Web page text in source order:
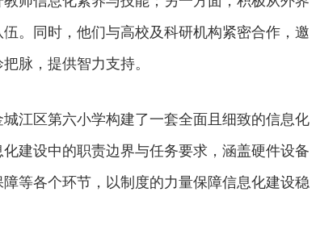
。同时，他们与高校及科研机构紧密合作，邀
脉，提供智力支持。
江区第六小学构建了一套全面且细致的信息化
建设中的职责边界与任务要求，涵盖硬件设备
等各个环节，以制度的力量保障信息化建设稳